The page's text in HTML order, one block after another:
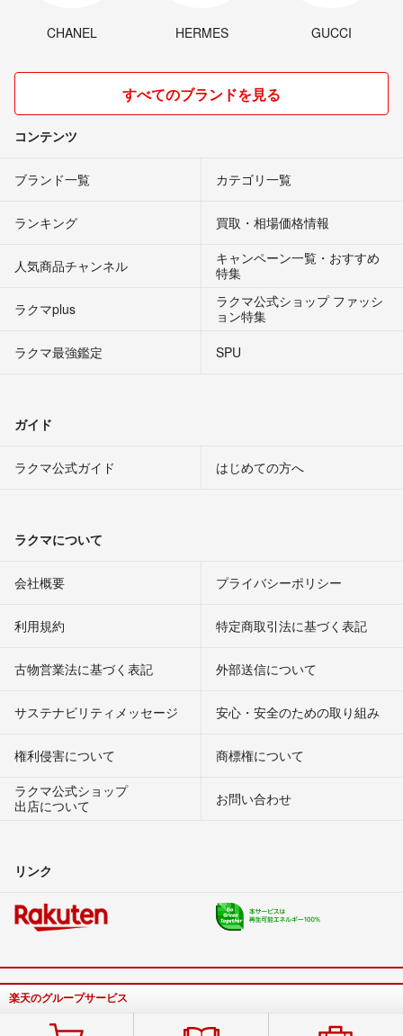
CHANEL HERMES GUCCI
すべてのブランドを見る
コンテンツ
ブランド一覧 カテゴリ一覧
ランキング 買取・相場価格情報
人気商品チャンネル
キャンペーン一覧・おすすめ
特集
ラクマplus
ラクマ公式ショップ ファッシ
ョン特集
ラクマ最強鑑定
SPU
ガイド
ラクマ公式ガイド はじめての方へ
ラクマについて
会社概要 プライバシーポリシー
利用規約 特定商取引法に基づく表記
古物営業法に基づく表記 外部送信について
サステナビリティメッセージ 安心・安全のための取り組み
権利侵害について
商標権について
ラクマ公式ショップ
出店について
お問い合わせ
リンク
楽天のグループサービス